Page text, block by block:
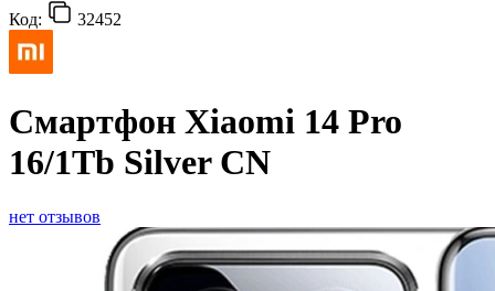
Код: 32452
Смартфон Xiaomi 14 Pro
16/1Tb Silver CN
нет отзывов